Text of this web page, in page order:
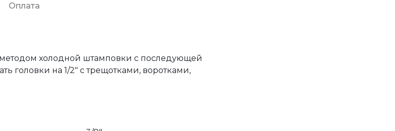
Оплата
холодной штамповки с последующей
головки на 1/2" с трещотками, воротками,